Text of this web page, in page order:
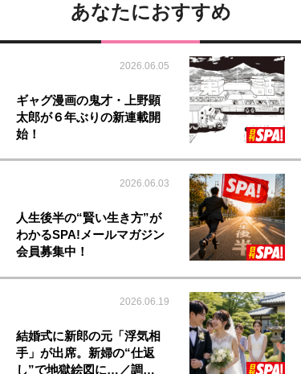
あなたにおすすめ
2026.06.05
ギャグ漫画の鬼才・上野顕
太郎が６年ぶりの新連載開
始！
2026.06.03
人生後半の“賢い生き方”が
わかるSPA!メールマガジン
会員募集中！
2026.06.19
結婚式に新郎の元「浮気相
手」が出席。新婦の“仕返
し”で地獄絵図に…／調…